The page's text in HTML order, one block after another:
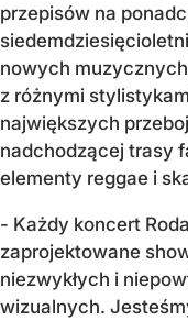
przepisów na
nowych
z różnymi
największych
nadchodzącej trasy
elementy reggae i
- Każdy koncert
zaprojektowane
niezwykłych i
wizualnych.